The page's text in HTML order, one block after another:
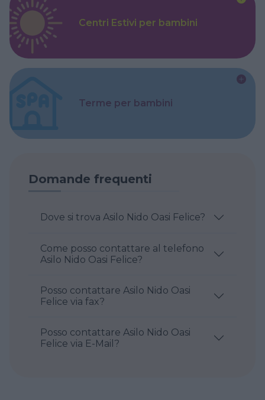
Centri Estivi per bambini
Terme per bambini
Domande frequenti
Dove si trova Asilo Nido Oasi Felice?
Come posso contattare al telefono
Asilo Nido Oasi Felice?
Posso contattare Asilo Nido Oasi
Felice via fax?
Posso contattare Asilo Nido Oasi
Felice via E-Mail?